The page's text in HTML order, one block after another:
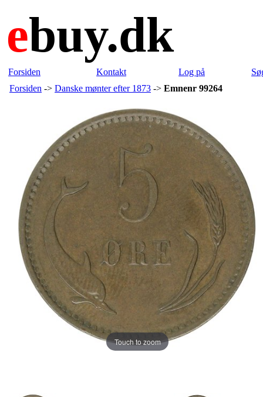
ebuy.dk
Forsiden Kontakt Log på
Forsiden -> Danske mønter efter 1873 -> Emnenr 99264
Touch to zoom